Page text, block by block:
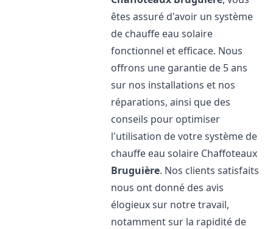
êtes assuré d'avoir un système
de chauffe eau solaire
fonctionnel et efficace. Nous
offrons une garantie de 5 ans
sur nos installations et nos
réparations, ainsi que des
conseils pour optimiser
l'utilisation de votre système de
chauffe eau solaire Chaffoteaux
Bruguière. Nos clients satisfaits
nous ont donné des avis
élogieux sur notre travail,
notamment sur la rapidité de